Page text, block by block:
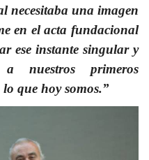
necesitaba una imagen
en el acta fundacional
ese instante singular y
nuestros primeros
que hoy somos.”